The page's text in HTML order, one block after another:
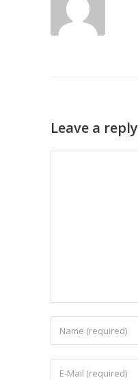
Leave a reply